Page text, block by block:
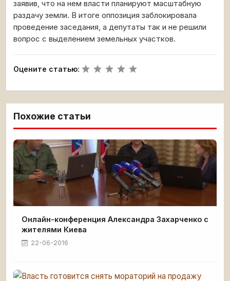
заявив, что на нем власти планируют масштабную
раздачу земли. В итоге оппозиция заблокировала
проведение заседания, а депутаты так и не решили
вопрос с выделением земельных участков.
Оцените статью:
Похожие статьи
Онлайн-конференция Александра Захарченко с
жителями Киева
22-06-2016